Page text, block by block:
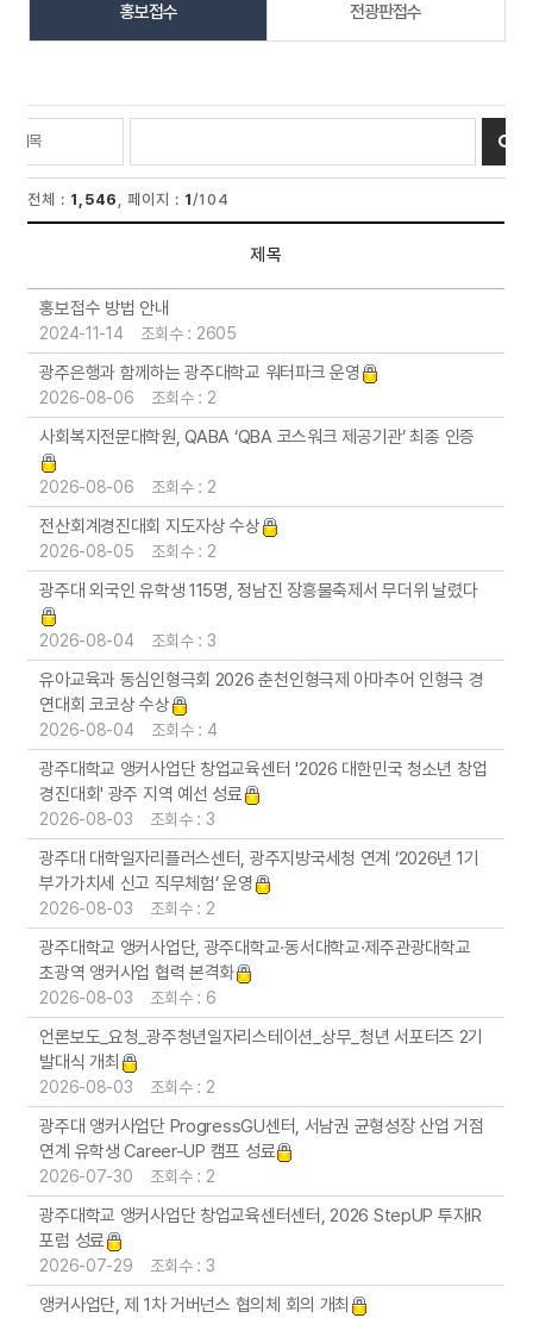
홍보접수 전광판접수
전체 : 1,546 , 페이지 : 1/104
제목
홍보접수 방법 안내
2024-11-14 조회수 : 2605
광주은행과 함께하는 광주대학교 워터파크 운영
2026-08-06 조회수 : 2
사회복지전문대학원, QABA ‘QBA 코스워크 제공기관’ 최종 인증
2026-08-06 조회수 : 2
전산회계경진대회 지도자상 수상
2026-08-05 조회수 : 2
광주대 외국인 유학생 115명, 정남진 장흥물축제서 무더위 날렸다
2026-08-04 조회수 : 3
유아교육과 동심인형극회 2026 춘천인형극제 아마추어 인형극 경
연대회 코코상 수상
2026-08-04 조회수 : 4
광주대학교 앵커사업단 창업교육센터 '2026 대한민국 청소년 창업
경진대회' 광주 지역 예선 성료
2026-08-03 조회수 : 3
광주대 대학일자리플러스센터, 광주지방국세청 연계 ‘2026년 1기
부가가치세 신고 직무체험’ 운영
2026-08-03 조회수 : 2
광주대학교 앵커사업단, 광주대학교·동서대학교·제주관광대학교
초광역 앵커사업 협력 본격화
2026-08-03 조회수 : 6
언론보도_요청_광주청년일자리스테이션_상무_청년 서포터즈 2기
발대식 개최
2026-08-03 조회수 : 2
광주대 앵커사업단 ProgressGU센터, 서남권 균형성장 산업 거점
연계 유학생 Career-UP 캠프 성료
2026-07-30 조회수 : 2
광주대학교 앵커사업단 창업교육센터센터, 2026 StepUP 투자IR
포럼 성료
2026-07-29 조회수 : 3
앵커사업단, 제 1차 거버넌스 협의체 회의 개최